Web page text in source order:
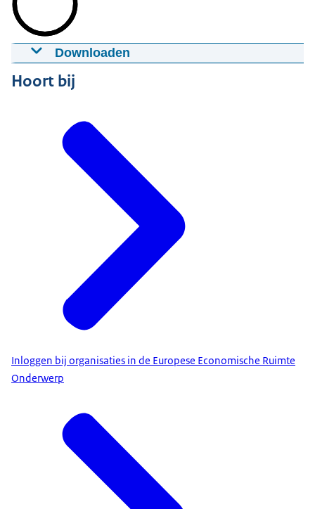
Downloaden
Online zaken regelen over de grens met
eIDAS
Download
Ondertiteling
Hoort bij
Inloggen bij organisaties in de Europese Economische Ruimte
Onderwerp